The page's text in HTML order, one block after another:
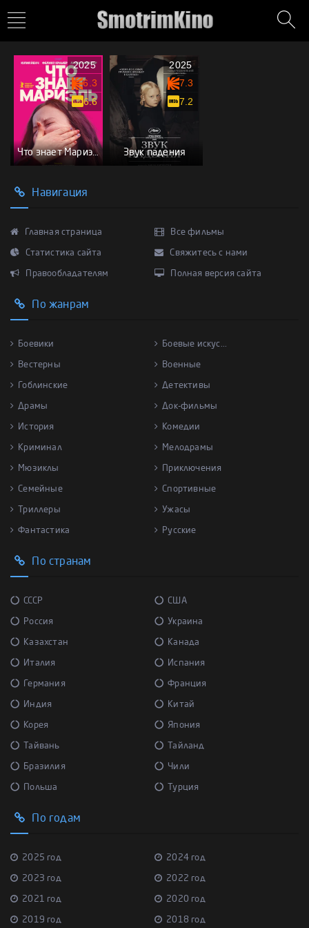
Что знает Мариэль
2025
6.3
6.6
Звук падения
2025
7.3
7.2
Навигация
Главная страница Все фильмы
Статистика сайта Свяжитесь с нами
Правообладателям Полная версия сайта
По жанрам
Боевики Боевые искус...
Вестерны Военные
Гоблинские Детективы
Драмы Док-фильмы
История Комедии
Криминал Мелодрамы
Мюзиклы Приключения
Семейные Спортивные
Триллеры Ужасы
Фантастика Русские
По странам
СССР США
Россия Украина
Казахстан Канада
Италия Испания
Германия Франция
Индия Китай
Корея Япония
Тайвань Тайланд
Бразилия Чили
Польша Турция
По годам
2025 год 2024 год
2023 год 2022 год
2021 год 2020 год
2019 год 2018 год